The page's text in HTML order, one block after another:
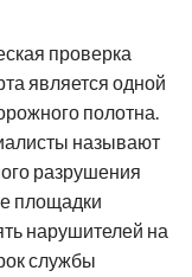
проверка
является одной
полотна.
называют
разрушения
площадки
нарушителей на
службы